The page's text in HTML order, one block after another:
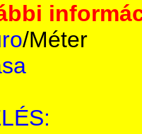
/Méter